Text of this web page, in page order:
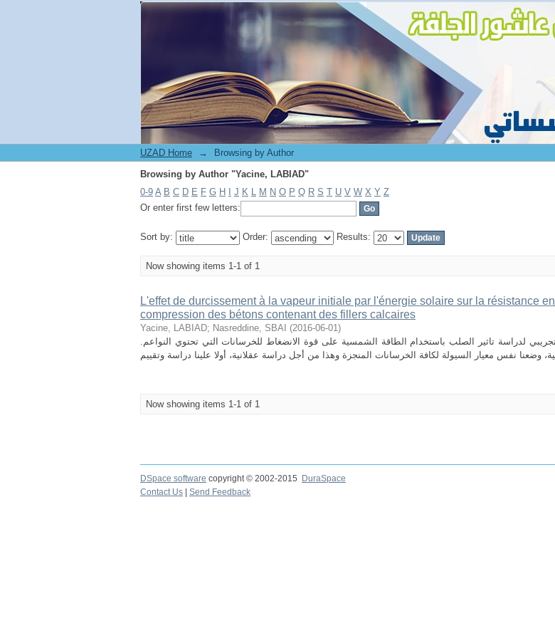
Browsing by Author "Yacine, LABIAD"
UZAD Home →
Browsing by Author
Browsing by Author "Yacine, LABIAD"
0-9 A B C D E F G H J K L M N O P Q R S T U V W X Y Z
Or enter first few letters:
Sort by: Order: Results:
Now showing items 1-1 of 1
L'effet de durcissement à la vapeur initiale par l'énergie solaire sur la résistance en
compression des bétons contenant des fillers calcaires
Yacine, LABIAD; Nasreddine, SBAI (2016-06-01)
.تم اجراء برنامج تجريبي لدراسة تاثير الصلب باستخدام الطاقة الشمسية على قوة الانضغاط للخرسانات التي تحتوي النواعم
Now showing items 1-1 of 1
DSpace software copyright © 2002-2015
DuraSpace
Contact Us
Send Feedback